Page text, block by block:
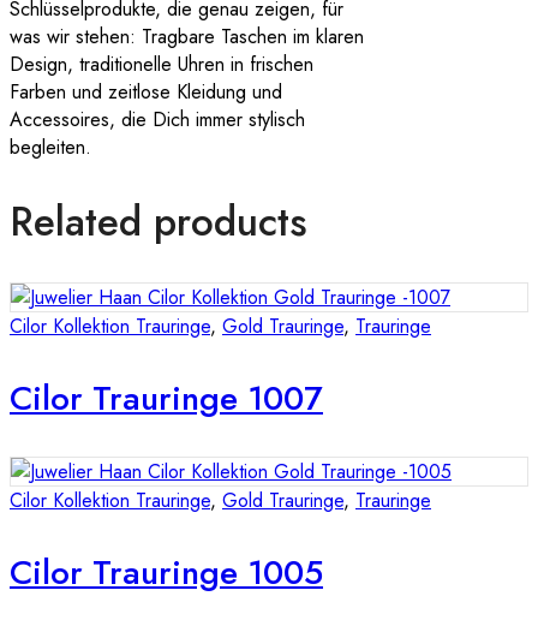
Schlüsselprodukte, die genau zeigen, für
was wir stehen: Tragbare Taschen im klaren
Design, traditionelle Uhren in frischen
Farben und zeitlose Kleidung und
Accessoires, die Dich immer stylisch
begleiten.
Related products
Cilor Kollektion Trauringe, Gold Trauringe, Trauringe
Cilor Trauringe 1007
Cilor Kollektion Trauringe, Gold Trauringe, Trauringe
Cilor Trauringe 1005